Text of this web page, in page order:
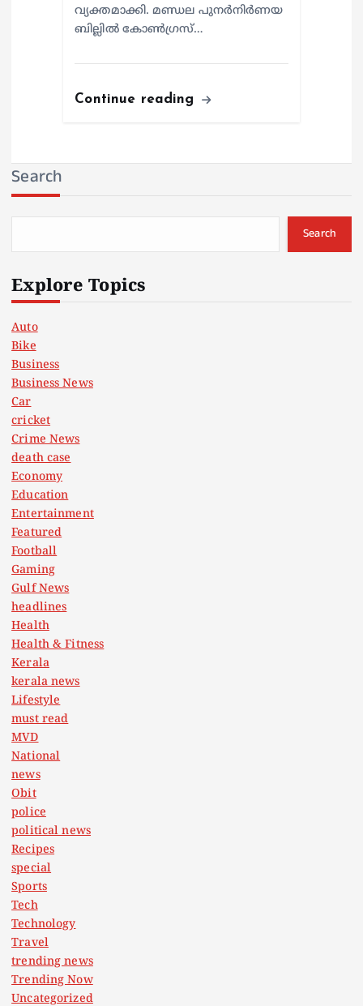
വ്യക്തമാക്കി. മണ്ഡല പുനർനിർണയ
ബില്ലിൽ കോൺഗ്രസ്…
Continue reading
Search
Search
Explore Topics
Auto
Bike
Business
Business News
Car
cricket
Crime News
death case
Economy
Education
Entertainment
Featured
Football
Gaming
Gulf News
headlines
Health
Health & Fitness
Kerala
kerala news
Lifestyle
must read
MVD
National
news
Obit
police
political news
Recipes
special
Sports
Tech
Technology
Travel
trending news
Trending Now
Uncategorized